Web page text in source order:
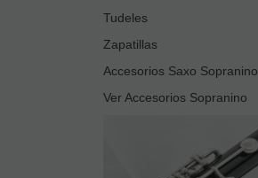
Tudeles
Zapatillas
Accesorios Saxo Sopranino
Ver Accesorios Sopranino